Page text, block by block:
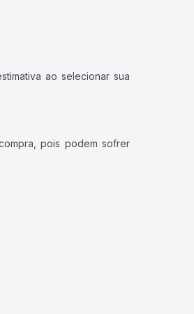
ao selecionar sua
pois podem sofrer